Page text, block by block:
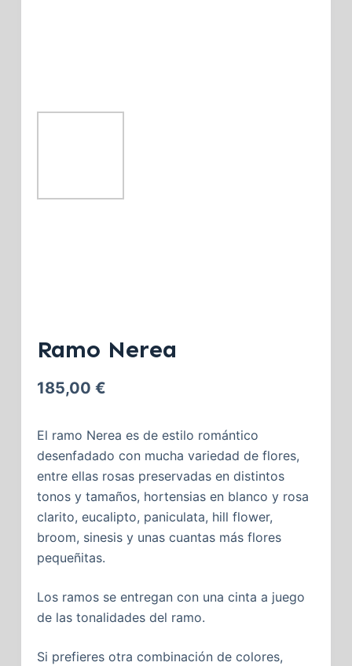
Ramo Nerea
185,00 €
El ramo Nerea es de estilo romántico
desenfadado con mucha variedad de flores,
entre ellas rosas preservadas en distintos
tonos y tamaños, hortensias en blanco y rosa
clarito, eucalipto, paniculata, hill flower,
broom, sinesis y unas cuantas más flores
pequeñitas.
Los ramos se entregan con una cinta a juego
de las tonalidades del ramo.
Si prefieres otra combinación de colores,